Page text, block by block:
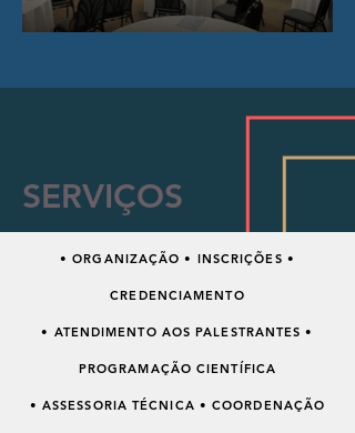
SERVIÇOS
• ORGANIZAÇÃO • INSCRIÇÕES •
CREDENCIAMENTO
• ATENDIMENTO AOS PALESTRANTES •
PROGRAMAÇÃO CIENTÍFICA
• ASSESSORIA TÉCNICA • COORDENAÇÃO